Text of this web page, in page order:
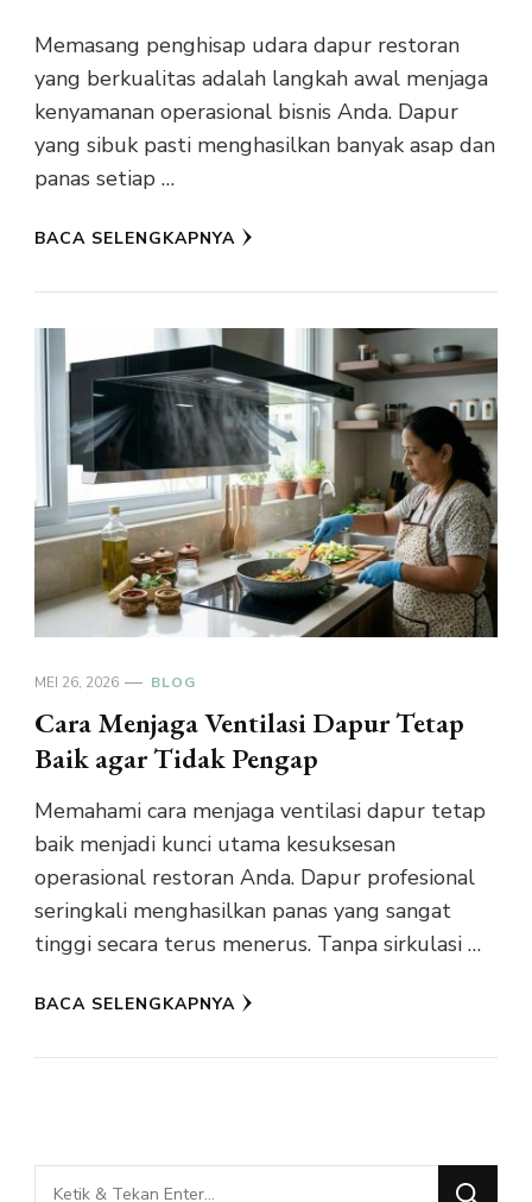
Memasang penghisap udara dapur restoran
yang berkualitas adalah langkah awal menjaga
kenyamanan operasional bisnis Anda. Dapur
yang sibuk pasti menghasilkan banyak asap dan
panas setiap …
BACA SELENGKAPNYA
MEI 26, 2026 BLOG
Cara Menjaga Ventilasi Dapur Tetap
Baik agar Tidak Pengap
Memahami cara menjaga ventilasi dapur tetap
baik menjadi kunci utama kesuksesan
operasional restoran Anda. Dapur profesional
seringkali menghasilkan panas yang sangat
tinggi secara terus menerus. Tanpa sirkulasi …
BACA SELENGKAPNYA
Mencari